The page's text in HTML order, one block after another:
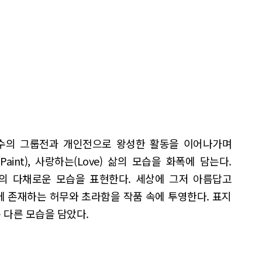
그룹전과 개인전으로 왕성한 활동을 이어나가며
사랑하는(Love) 삶의 모습을 화폭에 담는다.
다채로운 모습을 표현한다. 세상에 그저 아름답고
재하는 허무와 초라함을 작품 속에 투영한다. 표지
른 모습을 담았다.